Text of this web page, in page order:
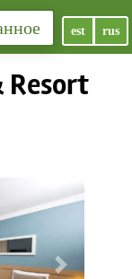
est rus
Resort
Next